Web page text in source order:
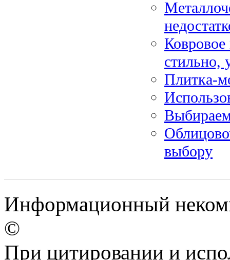
стильно,
Плитка-
выбору
Информационный
©
При цитировании и